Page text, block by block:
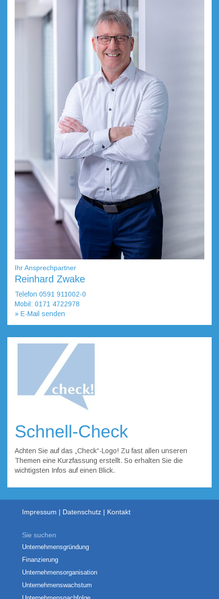
Ihr Ansprechpartner
Reinhard Zwake
Telefon 0591 911002-0
Mobil: 0171 4722978
» E-Mail senden
Schnell-Check
Achten Sie auf das „Check“-Logo! Zu fast allen unseren
Themen eine Kurzfassung erstellt. So erhalten Sie die
wichtigsten Infos auf einen Blick.
Impressum Datenschutz Kontakt
Sie suchen
Unternehmensgründung
Finanzierung
Unternehmensorganisation
Unternehmenswachstum